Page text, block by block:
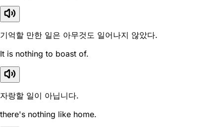
기억할 만한 일은 아무것도 일어나지 않았다.
It is nothing to boast of.
자랑할 일이 아닙니다.
there's nothing like home.